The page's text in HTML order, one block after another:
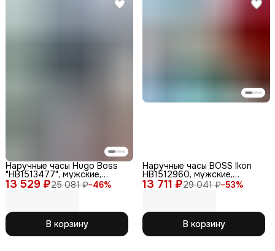
13 529 ₽25 081 ₽−46%
Наручные часы Hugo Boss
"HB1513477", мужские,
кварцевые, WR30,
нержавеющая сталь
В корзину
13 711 ₽29 041 ₽−53%
Наручные часы BOSS Ikon
HB1512960, мужские,
золотистые, кварцевые
В корзину